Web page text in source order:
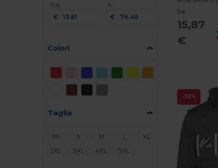
Da
€
A
€
Colori
Taglia
XS S M L
XL
2XL
3XL 4XL 5XL
Da:
15,87
€
-32%